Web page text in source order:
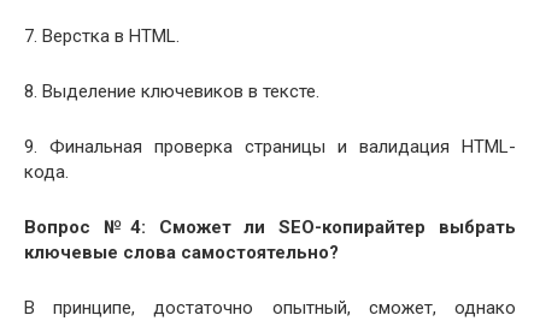
7. Верстка в HTML.
8. Выделение ключевиков в тексте.
9. Финальная проверка страницы и валидация HTML-
кода.
Вопрос №4: Сможет ли SEO-копирайтер выбрать
ключевые слова самостоятельно?
В принципе, достаточно опытный, сможет, однако